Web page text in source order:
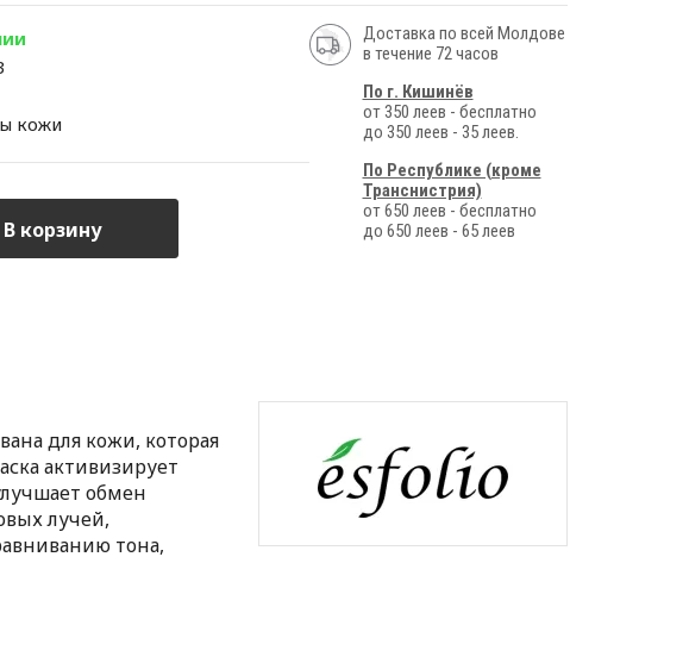
кожи
В корзину
Доставка по всей Молдове
в течение 72 часов
По г. Кишинёв
от 350 леев - бесплатно
до 350 леев - 35 леев.
По Республике (кроме
Транснистрия)
от 650 леев - бесплатно
до 650 леев - 65 леев
для кожи, которая
активизирует
обмен
лучей,
тона,